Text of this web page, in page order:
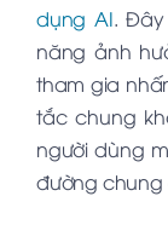
dụng AI.
năng ảnh
tham gia
tắc chung
người dùng
đường chung